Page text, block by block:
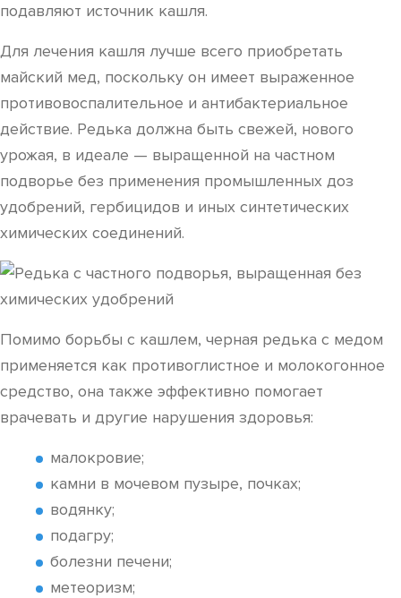
подавляют источник кашля.
Для лечения кашля лучше всего приобретать
майский мед, поскольку он имеет выраженное
противовоспалительное и антибактериальное
действие. Редька должна быть свежей, нового
урожая, в идеале — выращенной на частном
подворье без применения промышленных доз
удобрений, гербицидов и иных синтетических
химических соединений.
Помимо борьбы с кашлем, черная редька с медом
применяется как противоглистное и молокогонное
средство, она также эффективно помогает
врачевать и другие нарушения здоровья:
малокровие;
камни в мочевом пузыре, почках;
водянку;
подагру;
болезни печени;
метеоризм;